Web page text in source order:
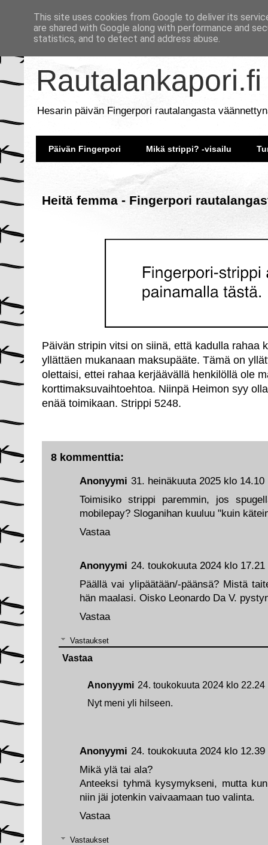
Rautalankapori.fi
Hesarin päivän Fingerpori rautalangasta
Päivän Fingerpori Mikä strippi? -visailu
Heitä femma - Fingerpori
Päivän stripin vitsi on siinä, että kadulla rahaa
yllättäen mukanaan maksupääte. Tämä on
olettaisi, ettei rahaa kerjäävällä henkilöllä ole
korttimaksuvaihtoehtoa. Niinpä Heimon syy
enää toimikaan. Strippi 5248.
8 kommenttia:
Anonyymi 24. toukokuuta 2024 klo 12.39
Mikä ylä tai ala?
Anteeksi tyhmä kysymykseni, mutta
niin jäi jotenkin vaivaamaan tuo valinta.
Vastaa
Vastaukset
Anonyymi 24. toukokuuta 2024 klo 17.21
Päällä vai ylipäätään/-päänsä? Mistä
hän maalasi. Oisko Leonardo Da V.
Vastaa
Vastaukset
Anonyymi 24. toukokuuta 2024 klo 22.24
Nyt meni yli hilseen.
Vastaa
Anonyymi 31. heinäkuuta 2025 klo 14.10
Toimisiko strippi paremmin, jos
mobilepay? Sloganihan kuuluu "kuin
Vastaa
This site uses cookies from Google to deliver its
are shared with Google along with performance and
statistics, and to detect and address abuse.